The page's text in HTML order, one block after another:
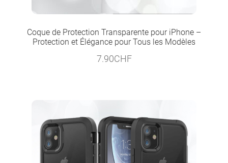
Coque de Protection Transparente pour iPhone –
Protection et Élégance pour Tous les Modèles
7.90CHF